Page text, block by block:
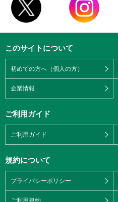
このサイトについて
初めての方へ（個人の方）
企業情報
ご利用ガイド
ご利用ガイド
規約について
プライバシーポリシー
ご利用規約